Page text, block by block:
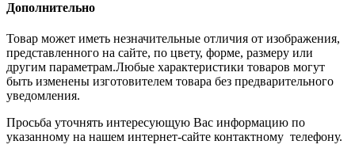
Дополнительно
Товар может иметь незначительные отличия от изображения,
представленного на сайте, по цвету, форме, размеру или
другим параметрам.Любые характеристики товаров могут
быть изменены изготовителем товара без предварительного
уведомления.
Просьба уточнять интересующую Вас информацию по
указанному на нашем интернет-сайте контактному телефону.